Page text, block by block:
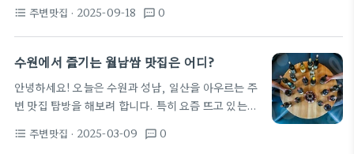
성으로 차이를 만들니 주문 전에 소스…
서늘한 곳이 좋다. 상점에서 구매할 때 유통기한과 원
산지를 확인하고, 얇기와 질감으로 사용 용도(롤, 튀
김 등)를 가늠하면 실패를 줄일 수 있다. 야채와 단백
물기가 많은 재료는 라이스페이퍼를 눅눅하게 만들기
때문에 키친타월로 가볍게 닦아내고 채소는 얇게 썰어
층을 얇게 쌓는 방식을 추천한다. 이 과정을 통해 첫
format_list_bulleted 주변맛집 · 2025-09-18 textsms 0
수원에서 즐기는 월남쌈 맛집은 어디?
안녕하세요! 오늘은 수원과 성남, 일산을 아우르는 주
변 맛집 탐방을 해보려 합니다. 특히 요즘 뜨고 있는
를 해볼게요. 월남쌈이 대세인 이유! 월남쌈은 신선한
format_list_bulleted 주변맛집 · 2025-03-09 textsms 0